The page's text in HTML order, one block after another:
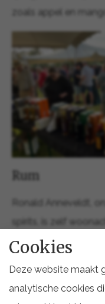
zoals appel en mango.
Rum
Ronald Anneveldt,
spirits, is zelf
streekgenoten had
Tropisch
Cookies
Deze website maakt
analytische cookies